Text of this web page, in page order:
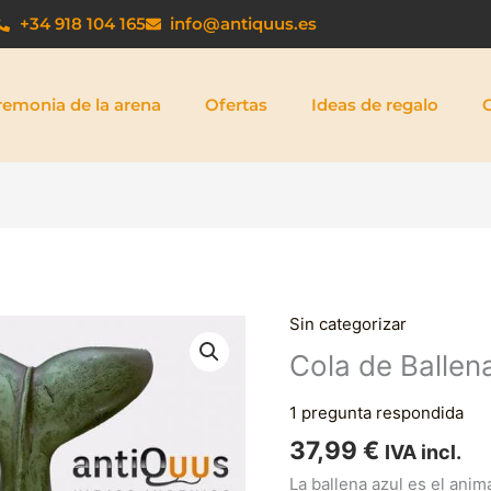
+34 918 104 165 info@antiquus.es
de la arena Ofertas Ideas de regalo
Sin categorizar
Cola de
1 pregunta respondida
37,99 € IVA incl.
La ballena azul es el
Cola
de
Ballena
cantidad